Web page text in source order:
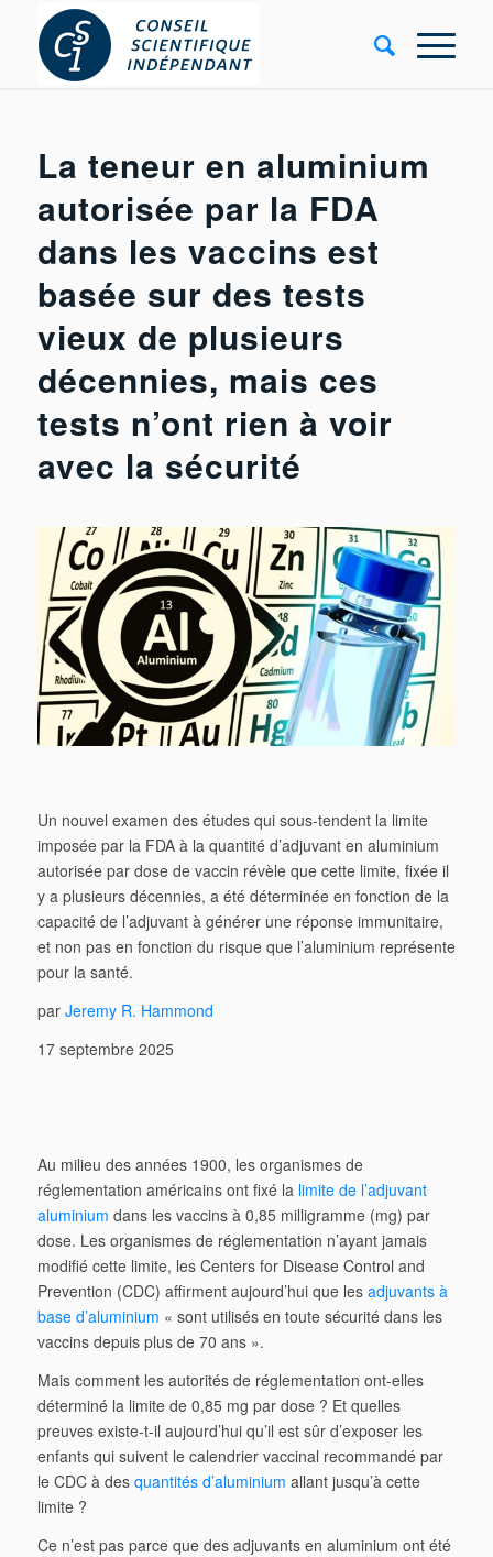
La teneur en aluminium
autorisée par la FDA
dans les vaccins est
basée sur des tests
vieux de plusieurs
décennies, mais ces
tests n’ont rien à voir
avec la sécurité
Un nouvel examen des études qui sous-tendent la limite
imposée par la FDA à la quantité d’adjuvant en aluminium
autorisée par dose de vaccin révèle que cette limite, fixée il
y a plusieurs décennies, a été déterminée en fonction de la
capacité de l’adjuvant à générer une réponse immunitaire,
et non pas en fonction du risque que l’aluminium représente
pour la santé.
par Jeremy R. Hammond
17 septembre 2025
Au milieu des années 1900, les organismes de
réglementation américains ont fixé la limite de l’adjuvant
aluminium dans les vaccins à 0,85 milligramme (mg) par
dose. Les organismes de réglementation n’ayant jamais
modifié cette limite, les Centers for Disease Control and
Prevention (CDC) affirment aujourd’hui que les adjuvants à
base d’aluminium « sont utilisés en toute sécurité dans les
vaccins depuis plus de 70 ans ».
Mais comment les autorités de réglementation ont-elles
déterminé la limite de 0,85 mg par dose ? Et quelles
preuves existe-t-il aujourd’hui qu’il est sûr d’exposer les
enfants qui suivent le calendrier vaccinal recommandé par
le CDC à des quantités d’aluminium allant jusqu’à cette
limite ?
Ce n’est pas parce que des adjuvants en aluminium ont été